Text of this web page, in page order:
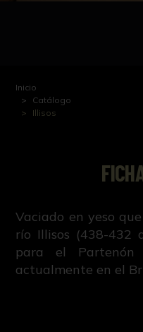
Inicio
Catálogo
Illisos
Vaciado en yeso
río Illisos (438-432
para el Partenón
actualmente en el